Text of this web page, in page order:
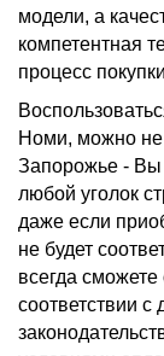
модели, а
компетентная
процесс
Номи, можно не
Запорожье - Вы
любой уголок
даже если
не будет
всегда
соответствии